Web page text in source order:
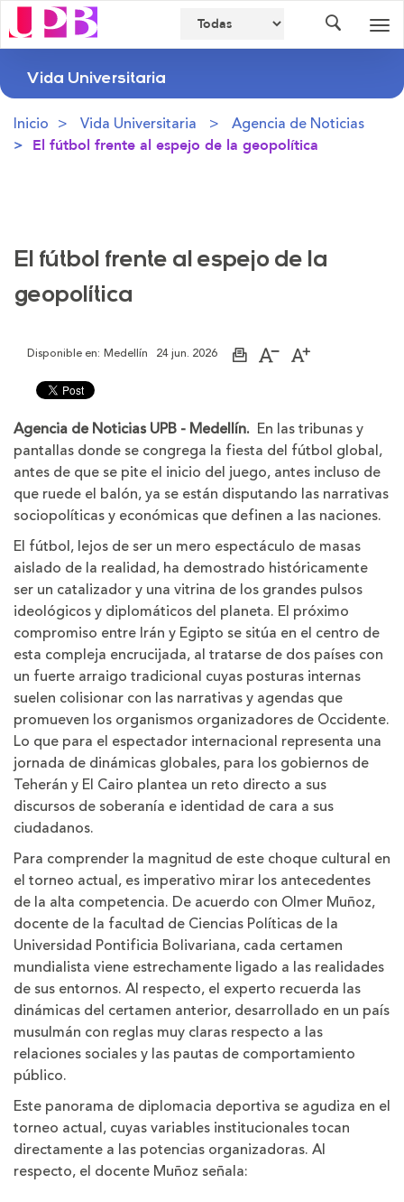
Vida Universitaria
Inicio Vida Universitaria Agencia de Noticias
El fútbol frente al espejo de la geopolítica
El fútbol frente al espejo de la
geopolítica
Disponible en: Medellín 24 jun. 2026
ImprimirAumentar
letra
Disminuir
letra
Agencia de Noticias UPB - Medellín. En las tribunas y
pantallas donde se congrega la fiesta del fútbol global,
antes de que se pite el inicio del juego, antes incluso de
que ruede el balón, ya se están disputando las narrativas
sociopolíticas y económicas que definen a las naciones.
El fútbol, lejos de ser un mero espectáculo de masas
aislado de la realidad, ha demostrado históricamente
ser un catalizador y una vitrina de los grandes pulsos
ideológicos y diplomáticos del planeta. El próximo
compromiso entre Irán y Egipto se sitúa en el centro de
esta compleja encrucijada, al tratarse de dos países con
un fuerte arraigo tradicional cuyas posturas internas
suelen colisionar con las narrativas y agendas que
promueven los organismos organizadores de Occidente.
Lo que para el espectador internacional representa una
jornada de dinámicas globales, para los gobiernos de
Teherán y El Cairo plantea un reto directo a sus
discursos de soberanía e identidad de cara a sus
ciudadanos.
Para comprender la magnitud de este choque cultural en
el torneo actual, es imperativo mirar los antecedentes
de la alta competencia. De acuerdo con Olmer Muñoz,
docente de la facultad de Ciencias Políticas de la
Universidad Pontificia Bolivariana, cada certamen
mundialista viene estrechamente ligado a las realidades
de sus entornos. Al respecto, el experto recuerda las
dinámicas del certamen anterior, desarrollado en un país
musulmán con reglas muy claras respecto a las
relaciones sociales y las pautas de comportamiento
público.
Este panorama de diplomacia deportiva se agudiza en el
torneo actual, cuyas variables institucionales tocan
directamente a las potencias organizadoras. Al
respecto, el docente Muñoz señala: